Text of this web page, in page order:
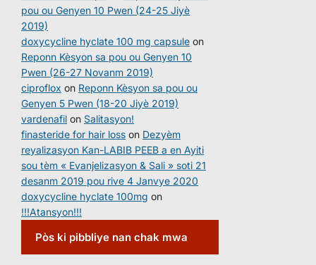
pou ou Genyen 10 Pwen (24-25 Jiyè
2019)
doxycycline hyclate 100 mg capsule on
Reponn Kèsyon sa pou ou Genyen 10
Pwen (26-27 Novanm 2019)
ciproflox on Reponn Kèsyon sa pou ou
Genyen 5 Pwen (18-20 Jiyè 2019)
vardenafil on Salitasyon!
finasteride for hair loss on Dezyèm
reyalizasyon Kan-LABIB PEEB a en Ayiti
sou tèm « Evanjelizasyon & Sali » soti 21
desanm 2019 pou rive 4 Janvye 2020
doxycycline hyclate 100mg on
!!!Atansyon!!!
Pòs ki pibbliye nan chak mwa